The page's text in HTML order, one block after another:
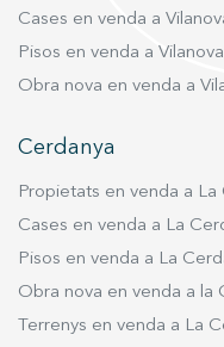
Cases en venda a
Pisos en venda a
Obra nova en venda a
Cerdanya
Propietats en venda a La
Cases en venda a La
Pisos en venda a La
Obra nova en venda a la
Terrenys en venda a La